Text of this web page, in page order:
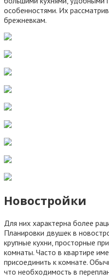
особенностями. Их
брежневкам.
Новостройки
Для них характерна более
Планировки двушек в
крупные кухни, просторные
комнаты. Часто в квартире
присоединить к комнате.
что необходимость в